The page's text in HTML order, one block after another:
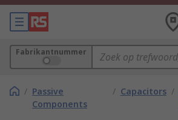
Fabrikantnummer
/ Passive
Components
/ Capacitors /